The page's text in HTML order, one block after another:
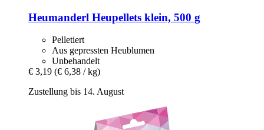
Heumanderl Heupellets klein, 500 g
Pelletiert
Aus gepressten Heublumen
Unbehandelt
€ 3,19 (€ 6,38 / kg)
Zustellung bis 14. August